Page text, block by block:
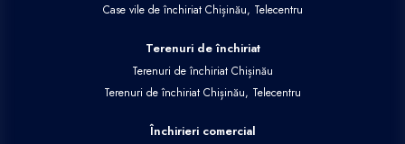
Case vile de închiriat Chișinău, Telecentru
Terenuri de închiriat
Terenuri de închiriat Chișinău
Terenuri de închiriat Chișinău, Telecentru
Închirieri comercial